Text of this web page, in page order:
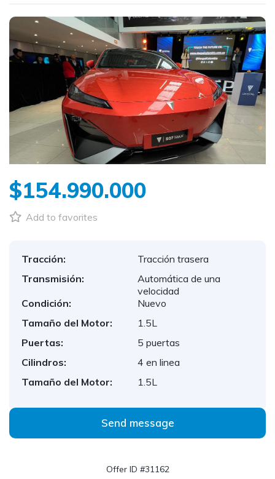
$154.990.000
Add to favorites
Tracción:
Tracción trasera
Transmisión:
Automática de una
velocidad
Condición:
Nuevo
Tamaño del Motor:
1.5L
Puertas:
5 puertas
Cilindros:
4 en linea
Tamaño del Motor:
1.5L
Send message
Offer ID #31162